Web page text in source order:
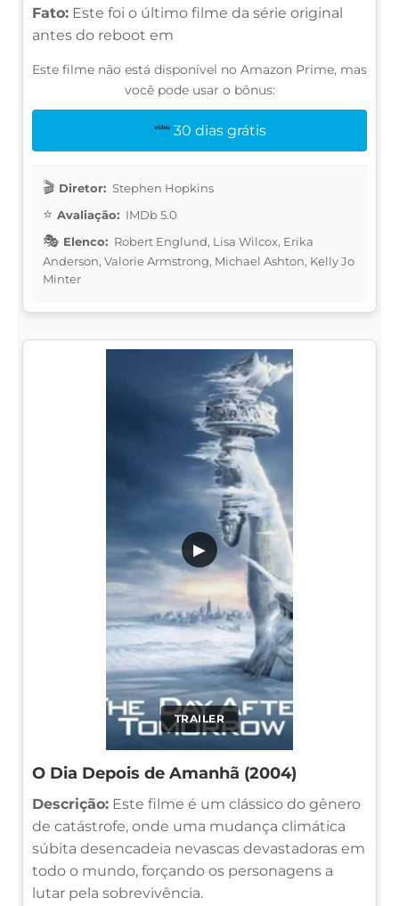
Fato: Este foi o último filme da série original
antes do reboot em
Este filme não está disponível no Amazon Prime, mas
você pode usar o bônus:
30 dias grátis
Diretor: Stephen Hopkins
Avaliação: IMDb 5.0
Elenco: Robert Englund, Lisa Wilcox, Erika
Anderson, Valorie Armstrong, Michael Ashton, Kelly Jo
Minter
TRAILER
▶
O Dia Depois de Amanhã (2004)
Descrição: Este filme é um clássico do gênero
de catástrofe, onde uma mudança climática
súbita desencadeia nevascas devastadoras em
todo o mundo, forçando os personagens a
lutar pela sobrevivência.